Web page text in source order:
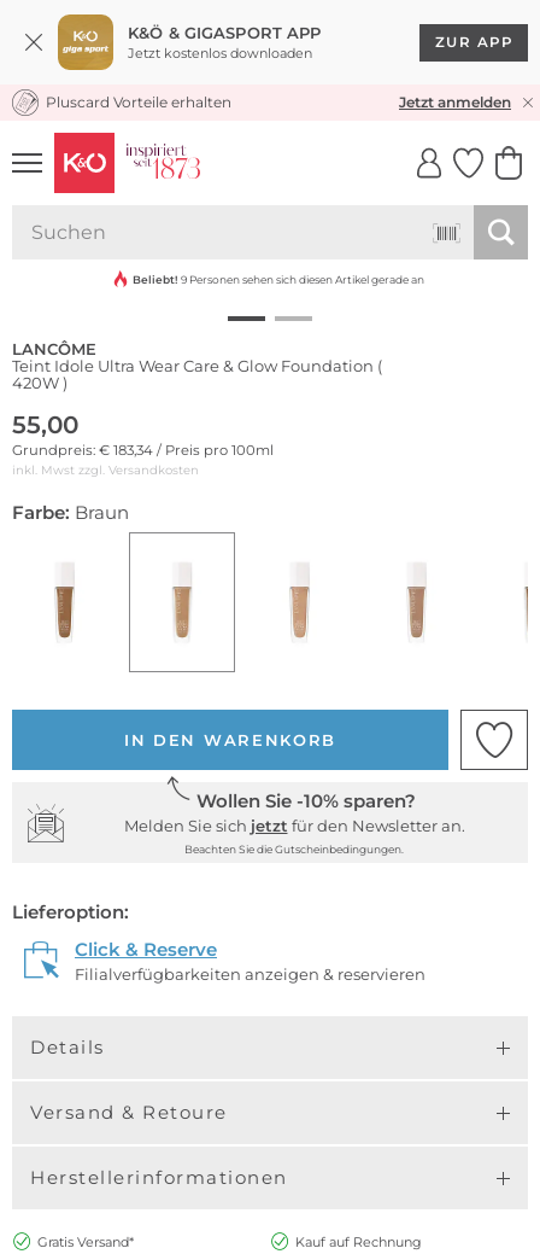
K&Ö & GIGASPORT APP
Jetzt kostenlos downloaden
ZUR APP
KOSTENLOSER VERSAND* & RÜCKVERSAND
Pluscard Vorteile erhalten Jetzt anmelden
UNSERE APP
CLICK &
Beliebt! 9 Personen sehen sich diesen Artikel gerade an
LANCÔME
Teint Idole Ultra Wear Care & Glow Foundation (
420W )
55,00
Grundpreis: € 183,34 / Preis pro 100ml
inkl. Mwst zzgl. Versandkosten
Farbe: Braun
IN DEN WARENKORB
Wollen Sie -10% sparen?
Melden Sie sich jetzt für den Newsletter an.
Beachten Sie die Gutscheinbedingungen.
Lieferoption:
Click & Reserve
Filialverfügbarkeiten anzeigen & reservieren
Details
Versand & Retoure
Herstellerinformationen
Gratis Versand*
Kauf auf Rechnung